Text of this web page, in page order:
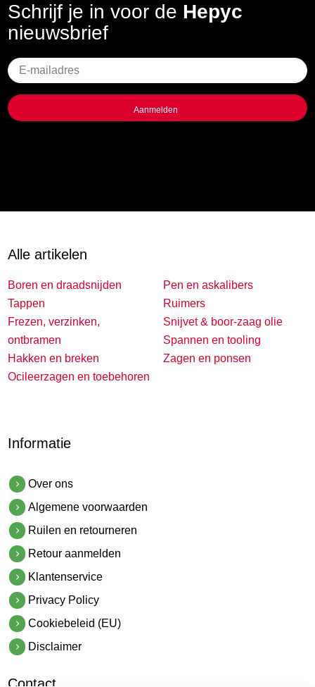
Schrijf je in voor de Hepyc
nieuwsbrief
Geen
titel
Alle artikelen
Boren en draadsnijden
Tappen
Frezen, verzinken,
ontbramen
Hakken en breken
Ocileerzagen en toebehoren
Pen en askalibers
Ruimers
Snijvet & boor-zaag olie
Spannen en tooling
Zagen en ponsen
Informatie
Over ons
Algemene voorwaarden
Ruilen en retourneren
Retour aanmelden
Klantenservice
Privacy Policy
Cookiebeleid (EU)
Disclaimer
Contact